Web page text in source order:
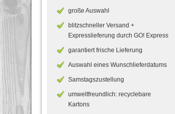
große Auswahl
blitzschneller Versand +
Expresslieferung durch GO! Express
garantiert frische Lieferung
Auswahl eines Wunschlieferdatums
Samstagszustellung
umweltfreundlich: recyclebare
Kartons